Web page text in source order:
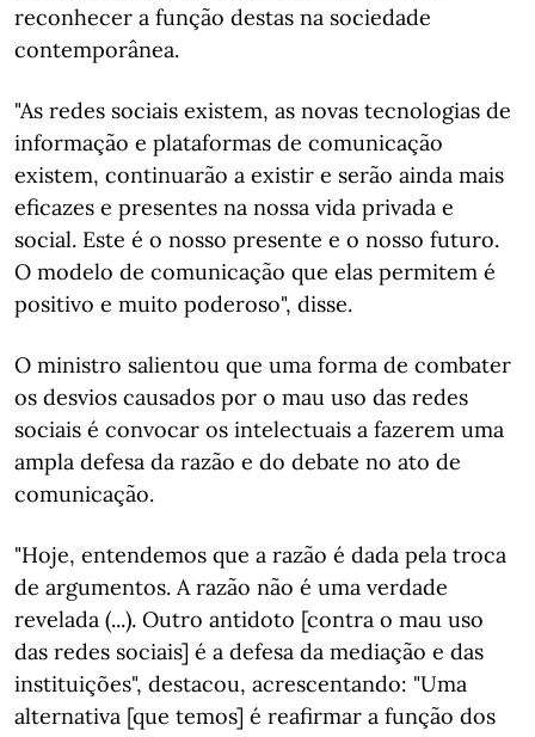
reconhecer a função destas na sociedade
contemporânea.
"As redes sociais existem, as novas tecnologias de
informação e plataformas de comunicação
existem, continuarão a existir e serão ainda mais
eficazes e presentes na nossa vida privada e
social. Este é o nosso presente e o nosso futuro.
O modelo de comunicação que elas permitem é
positivo e muito poderoso", disse.
O ministro salientou que uma forma de combater
os desvios causados por o mau uso das redes
sociais é convocar os intelectuais a fazerem uma
ampla defesa da razão e do debate no ato de
comunicação.
"Hoje, entendemos que a razão é dada pela troca
de argumentos. A razão não é uma verdade
revelada (...). Outro antidoto [contra o mau uso
das redes sociais] é a defesa da mediação e das
instituições", destacou, acrescentando: "Uma
alternativa [que temos] é reafirmar a função dos